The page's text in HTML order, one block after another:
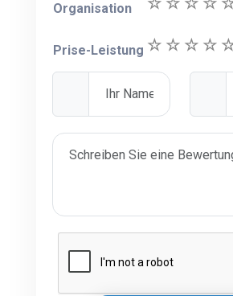
Organisation
Prise-Leistung